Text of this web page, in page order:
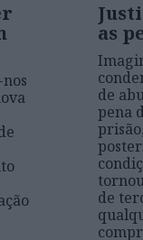
as
de
pena
de